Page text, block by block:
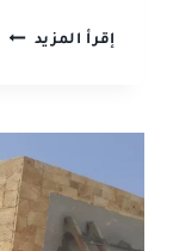
إقرأ المزيد بناء
ت:
بناء